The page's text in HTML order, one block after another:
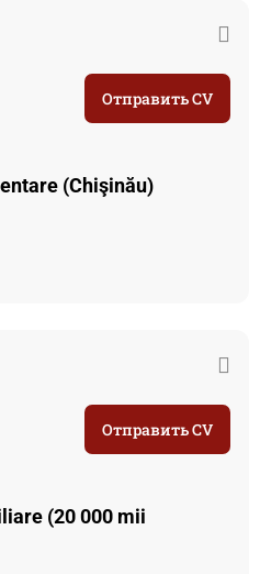
(Chişinău)
Отправить CV
(20 000 mii
Отправить CV